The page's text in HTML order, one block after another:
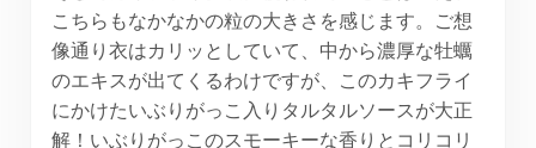
こちらもなかなかの粒の大きさを感じます。ご想
像通り衣はカリッとしていて、中から濃厚な牡蠣
のエキスが出てくるわけですが、このカキフライ
にかけたいぶりがっこ入りタルタルソースが大正
解！いぶりがっこのスモーキーな香りとコリコリ